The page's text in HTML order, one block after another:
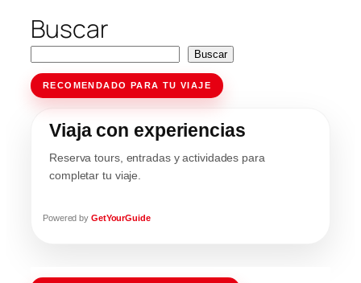
Buscar
Buscar
RECOMENDADO PARA TU VIAJE
Viaja con experiencias
Reserva tours, entradas y actividades para
completar tu viaje.
Powered by GetYourGuide